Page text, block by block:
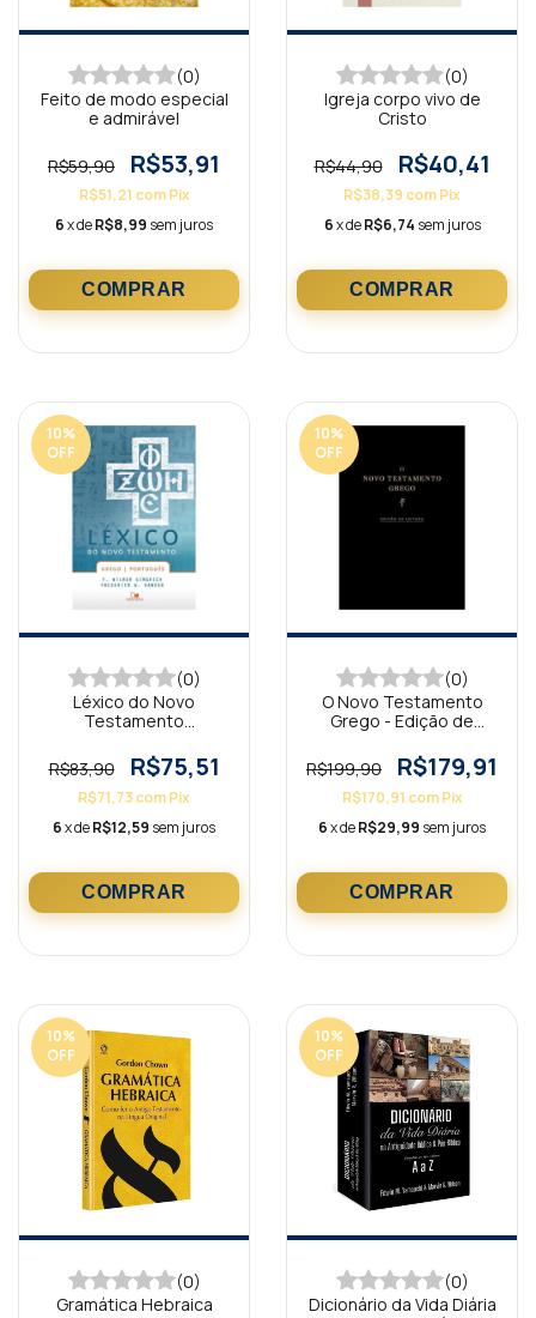
(0)
Feito de modo especial
e admirável
R$59,90 R$53,91
R$51,21 com Pix
6x deR$8,99 sem juros
(0)
Igreja corpo vivo de
Cristo
R$44,90 R$40,41
R$38,39 comPix
6x deR$6,74 sem juros
10%
OFF
(0)
Léxico do Novo
Testamento
R$83,90
R$75,51
R$71,73comPix
6x deR$12,59 sem juros
10%
OFF
(0)
O Novo Testamento
Grego - Edição de
R$199,90
R$179,91
R$170,91 com Pix
6x deR$29,99 sem juros
10%
OFF
(0)
Gramática Hebraica
10%
OFF
(0)
Dicionário da Vida Diária